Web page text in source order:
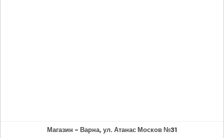
Магазин - Варна, ул. Атанас Москов №31